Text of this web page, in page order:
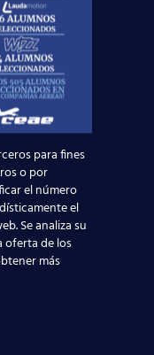
de idiomas: Es
y viajes por
: es una
mucho
de
por quincenas,
más días
trabajos.
anti
Cada
tendrás unos
lo que hará
para fines
o por
el número
el
Se analiza su
oferta de los
más